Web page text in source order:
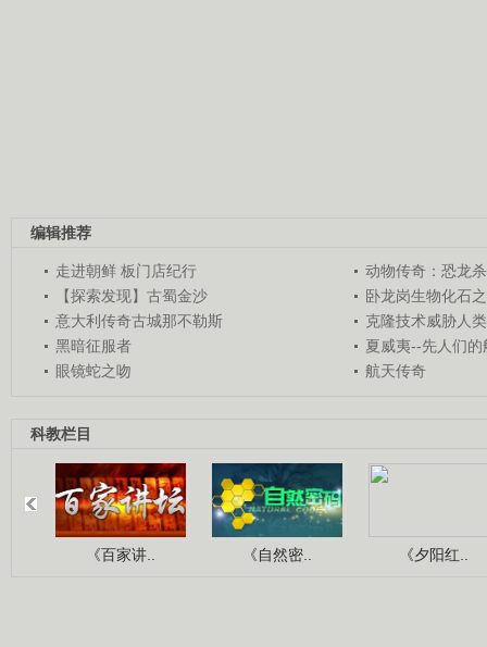
编辑推荐
走进朝鲜 板门店纪行
动物传奇：恐龙
【探索发现】古蜀金沙
卧龙岗生物化石
意大利传奇古城那不勒斯
克隆技术威胁人
黑暗征服者
夏威夷--先人们的
眼镜蛇之吻
航天传奇
科教栏目
《百家讲.. 《自然密.. 《夕阳红..